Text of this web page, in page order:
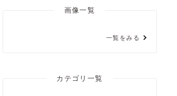
画像一覧
一覧をみる
カテゴリ一覧